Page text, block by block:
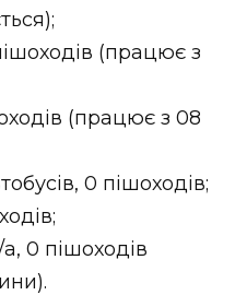
(працює з
(працює з 08
0 пішоходів;
0 пішоходів